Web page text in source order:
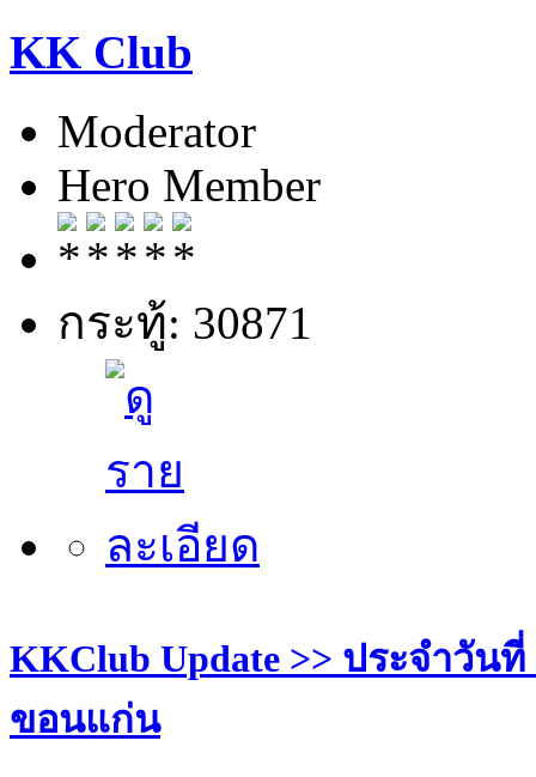
KK Club
Moderator
Hero Member
กระทู้: 30871
KKClub Update >> ประจำวันที่
ขอนแก่น